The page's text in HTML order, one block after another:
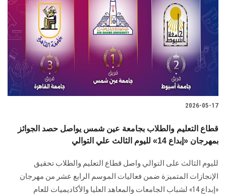
2026-05-17
قطاع التعليم والطلاب بجامعة عين شمس يواصل حصد الجوائز
بمهرجان «إبداع 14» لليوم الثالث علي التوالي
لليوم الثالث على التوالي واصل قطاع التعليم والطلاب تحقيق
الإنجازات المتميزة ضمن فعاليات الموسم الرابع عشر من مهرجان
«إبداع 14» لشباب الجامعات والمعاهد العليا والأكاديميات للعام